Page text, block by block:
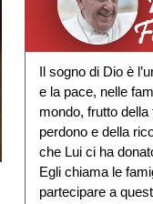
Il sogno di Dio è
e la pace, nelle
mondo, frutto della
perdono e della
che Lui ci ha
Egli chiama le
partecipare a